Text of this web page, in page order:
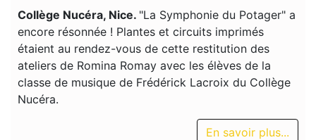
Collège Nucéra, Nice. "La Symphonie du Potager" a
encore résonnée ! Plantes et circuits imprimés
étaient au rendez-vous de cette restitution des
ateliers de Romina Romay avec les élèves de la
classe de musique de Frédérick Lacroix du Collège
Nucéra.
En savoir plus...